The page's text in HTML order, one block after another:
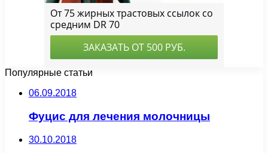
Популярные статьи
06.09.2018
Фуцис для лечения молочницы
30.10.2018